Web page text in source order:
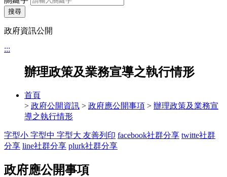
搜尋
政府資訊公開
:::
辦理政策及業務宣導之執行情形
首頁
> 政府公開資訊 > 政府應公開事項 > 辦理政策及業務宣
導之執行情形
字型小 字型中 字型大 友善列印 facebook社群分享 twitte社群
分享 line社群分享 plurk社群分享
政府應公開事項